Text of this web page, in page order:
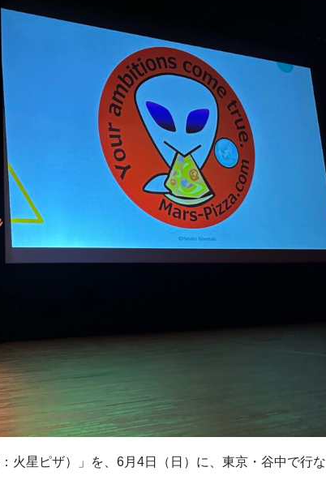
火星ピザ）」を、6月4日（日）に、東京・谷中で行な